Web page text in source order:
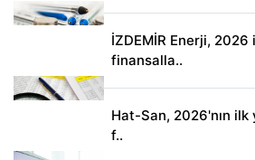
İZDEMİR Enerji, 2026
finansalla..
Hat-San, 2026'nın ilk
f..